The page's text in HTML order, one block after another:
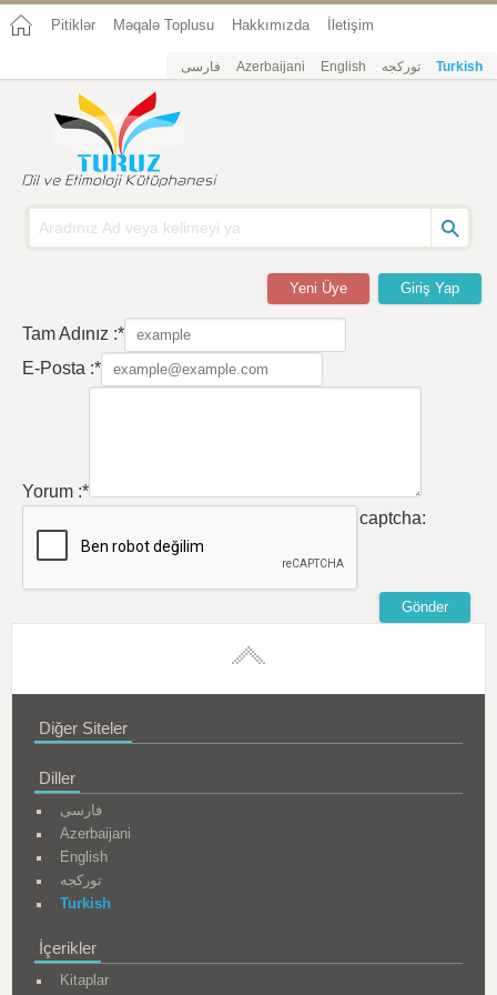
Pitiklər Məqalə Toplusu Hakkımızda İletişim
فارسی Azerbaijani English تورکجه Turkish
Giriş Yap
Yeni Üye
Tam Adınız :*
E-Posta :*
Yorum :*
captcha:
Diğer Siteler
Diller
فارسی
Azerbaijani
English
تورکجه
Turkish
İçerikler
Kitaplar